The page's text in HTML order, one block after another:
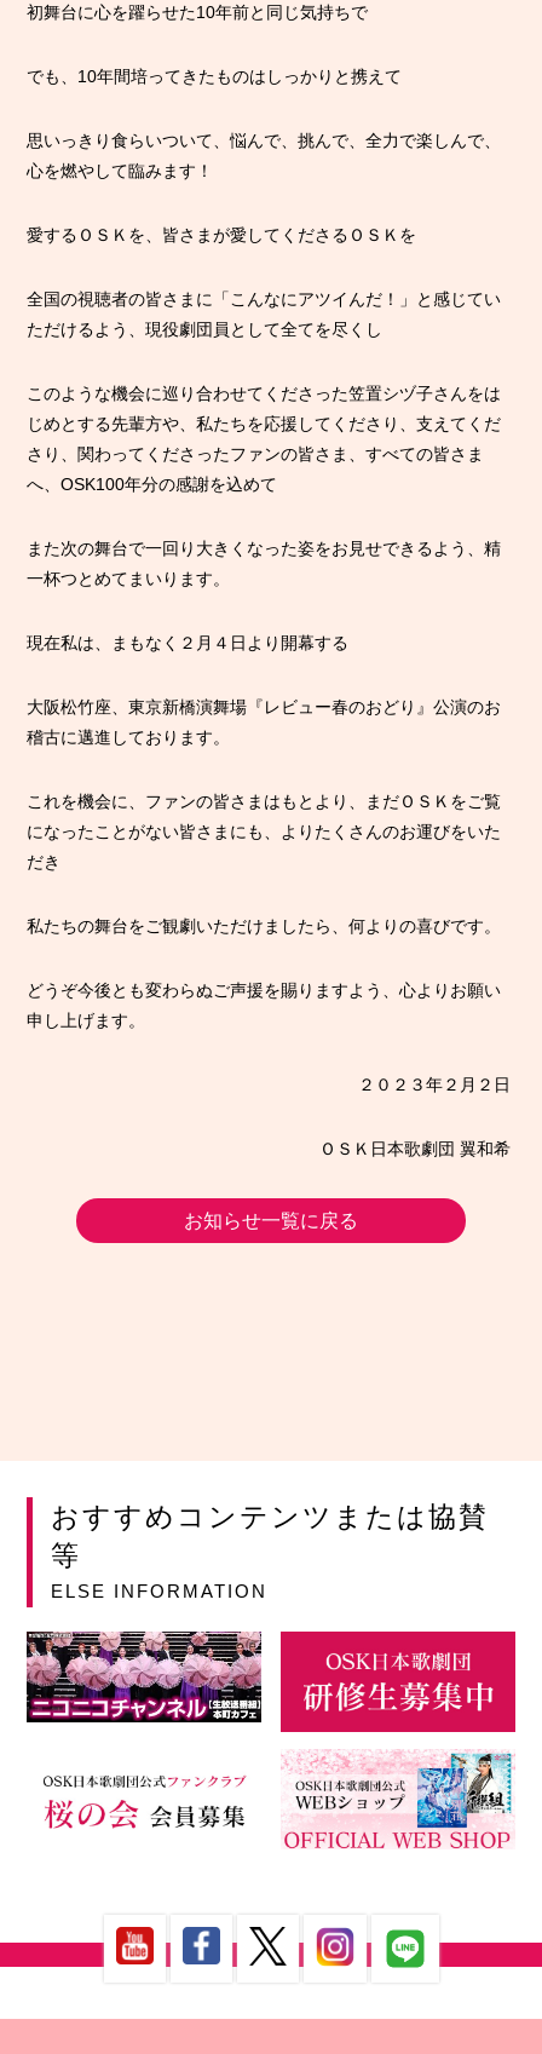
初舞台に心を躍らせた10年前と同じ気持ちで
でも、10年間培ってきたものはしっかりと携えて
思いっきり食らいついて、悩んで、挑んで、全力で楽しんで、
心を燃やして臨みます！
愛するＯＳＫを、皆さまが愛してくださるＯＳＫを
全国の視聴者の皆さまに「こんなにアツイんだ！」と感じてい
ただけるよう、現役劇団員として全てを尽くし
このような機会に巡り合わせてくださった笠置シヅ子さんをは
じめとする先輩方や、私たちを応援してくださり、支えてくだ
さり、関わってくださったファンの皆さま、すべての皆さま
へ、OSK100年分の感謝を込めて
また次の舞台で一回り大きくなった姿をお見せできるよう、精
一杯つとめてまいります。
現在私は、まもなく２月４日より開幕する
大阪松竹座、東京新橋演舞場『レビュー春のおどり』公演のお
稽古に邁進しております。
これを機会に、ファンの皆さまはもとより、まだＯＳＫをご覧
になったことがない皆さまにも、よりたくさんのお運びをいた
だき
私たちの舞台をご観劇いただけましたら、何よりの喜びです。
どうぞ今後とも変わらぬご声援を賜りますよう、心よりお願い
申し上げます。
２０２３年２月２日
ＯＳＫ日本歌劇団 翼和希
お知らせ一覧に戻る
おすすめコンテンツまたは協賛
等
ELSE INFORMATION